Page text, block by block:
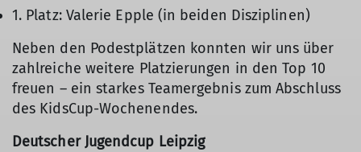
1. Platz: Valerie Epple (in beiden Disziplinen)
Neben den Podestplätzen konnten wir uns über
zahlreiche weitere Platzierungen in den Top 10
freuen – ein starkes Teamergebnis zum Abschluss
des KidsCup-Wochenendes.
Deutscher Jugendcup Leipzig